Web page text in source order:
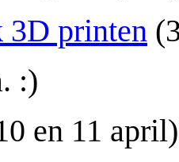
printen
:)
en 11 april)